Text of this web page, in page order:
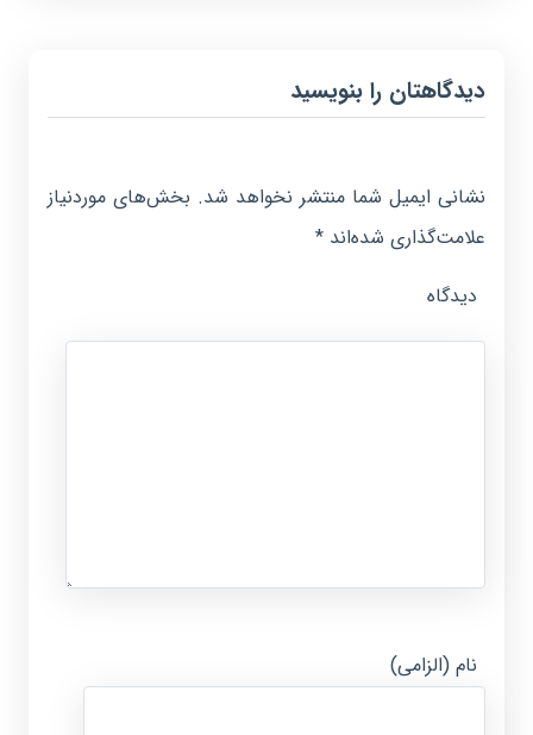
دیدگاهتان را بنویسید
نشانی ایمیل شما منتشر نخواهد شد. بخش‌های موردنیاز
علامت‌گذاری شده‌اند*
دیدگاه
نام (الزامی)